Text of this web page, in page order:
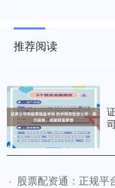
推荐阅读
· 股票配资通：正规平